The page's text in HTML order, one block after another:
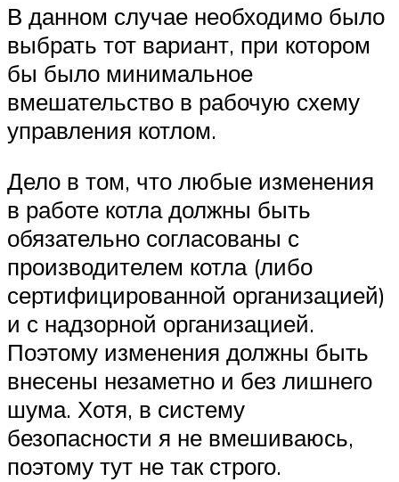
В данном случае необходимо было
выбрать тот вариант, при котором
бы было минимальное
вмешательство в рабочую схему
управления котлом.
Дело в том, что любые изменения
в работе котла должны быть
обязательно согласованы с
производителем котла (либо
сертифицированной организацией)
и с надзорной организацией.
Поэтому изменения должны быть
внесены незаметно и без лишнего
шума. Хотя, в систему
безопасности я не вмешиваюсь,
поэтому тут не так строго.